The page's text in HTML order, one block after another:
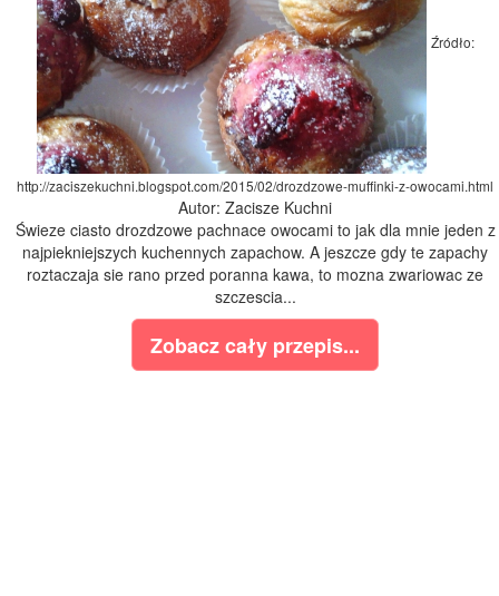
Źródło:
http://zaciszekuchni.blogspot.com/2015/02/drozdzowe-muffinki-z-owocami.html
Autor: Zacisze Kuchni
Świeze ciasto drozdzowe pachnace owocami to jak dla mnie jeden z
najpiekniejszych kuchennych zapachow. A jeszcze gdy te zapachy
roztaczaja sie rano przed poranna kawa, to mozna zwariowac ze
szczescia...
Zobacz cały przepis...